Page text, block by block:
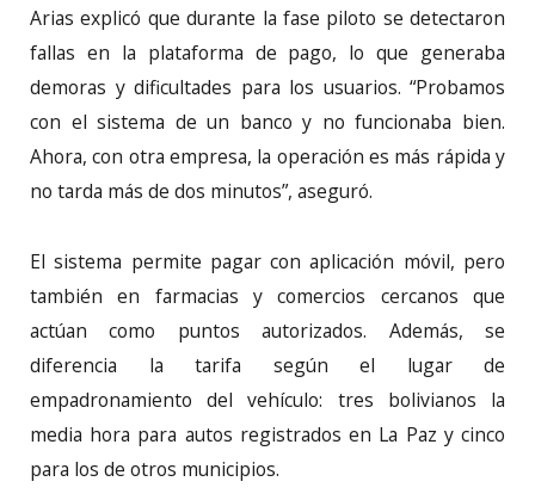
Arias explicó que durante la fase piloto se detectaron
fallas en la plataforma de pago, lo que generaba
demoras y dificultades para los usuarios. “Probamos
con el sistema de un banco y no funcionaba bien.
Ahora, con otra empresa, la operación es más rápida y
no tarda más de dos minutos”, aseguró.
El sistema permite pagar con aplicación móvil, pero
también en farmacias y comercios cercanos que
actúan como puntos autorizados. Además, se
diferencia la tarifa según el lugar de
empadronamiento del vehículo: tres bolivianos la
media hora para autos registrados en La Paz y cinco
para los de otros municipios.